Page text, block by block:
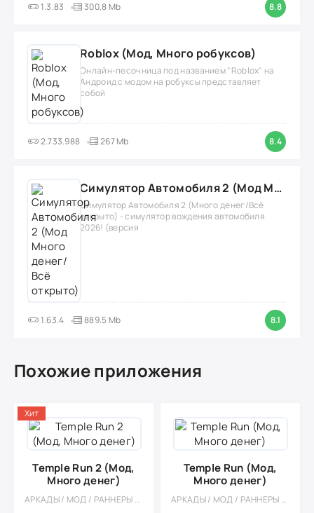
1.3.83 300,8 Mb 8.8
Roblox (Мод, Много робуксов)
Онлайн-песочница под названием "Roblox" на
Андроид с модом на робуксы представляет
собой
2.733.988 267 Mb 8.4
Симулятор Автомобиля 2 (Мод Много денег/Всё открыто)
Симулятор Автомобиля 2 (Много денег/Всё
открыто) - симулятор вождения автомобиля
2026! (версия
1.63.4 889.5 Mb 8.1
Похожие приложения
Temple Run 2 (Мод,
Много денег)
АРКАДЫ / МОД / РАННЕРЫ / ЭКШЕНЫ / ПЛАТФОРМЕРЫ / ОДНОПОЛЬЗОВАТЕЛЬСКИЕ / СТИЛИЗАЦИЯ / ОФЛАЙН / ВСТРОЕННЫЙ КЕШ
Хит
Temple Run (Мод,
Много денег)
АРКАДЫ / МОД / РАННЕРЫ / ЭКШЕНЫ / ПЛАТФОРМЕРЫ / ОДНОПОЛЬЗОВАТЕЛЬСКИЕ / ОФЛАЙН / СТИЛИЗАЦИЯ / 3D